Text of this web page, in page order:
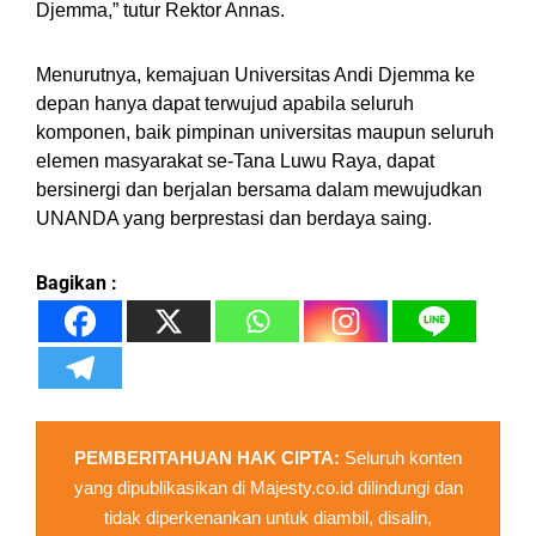
Djemma,” tutur Rektor Annas.
Menurutnya, kemajuan Universitas Andi Djemma ke
depan hanya dapat terwujud apabila seluruh
komponen, baik pimpinan universitas maupun seluruh
elemen masyarakat se-Tana Luwu Raya, dapat
bersinergi dan berjalan bersama dalam mewujudkan
UNANDA yang berprestasi dan berdaya saing.
Bagikan :
PEMBERITAHUAN HAK CIPTA: Seluruh konten
yang dipublikasikan di Majesty.co.id dilindungi dan
tidak diperkenankan untuk diambil, disalin,